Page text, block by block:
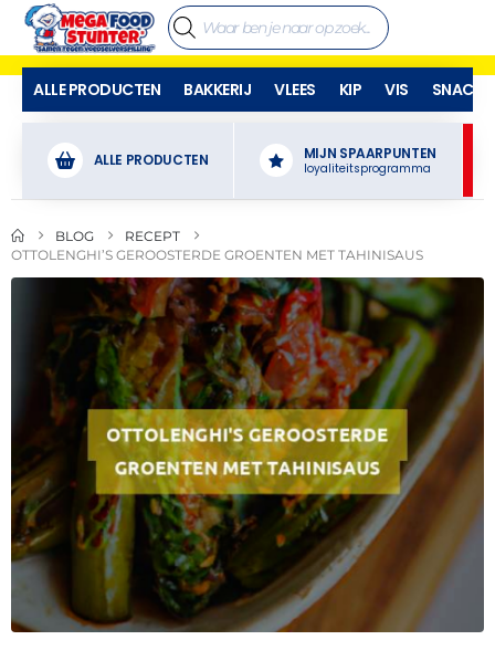
ALLE PRODUCTEN BAKKERIJ VLEES KIP VIS SNACKS
ALLE PRODUCTEN MIJN SPAARPUNTEN
loyaliteitsprogramma
BLOG
RECEPT
OTTOLENGHI’S GEROOSTERDE GROENTEN MET TAHINISAUS